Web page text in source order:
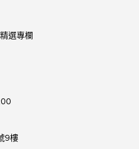
精選專欄
9樓